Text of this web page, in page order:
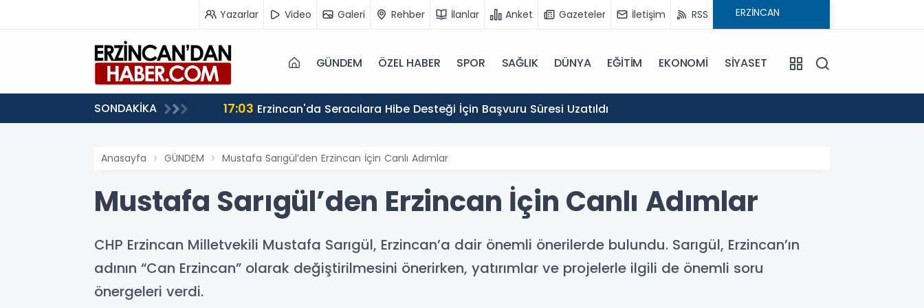
Yazarlar Video Galeri Rehber İlanlar Anket Gazeteler İletişim RSS
GÜNDEM ÖZEL HABER SPOR SAĞLIK DÜNYA EĞİTİM EKONOMİ SİYASET
SONDAKİKA 17:03 Erzincan'da Seracılara Hibe Desteği İçin Başvuru Süresi Uzatıldı
Anasayfa GÜNDEM Mustafa Sarıgül’den Erzincan İçin Canlı Adımlar
Mustafa Sarıgül’den Erzincan İçin Canlı Adımlar
CHP Erzincan Milletvekili Mustafa Sarıgül, Erzincan’a dair önemli önerilerde bulundu. Sarıgül, Erzincan’ın
adının “Can Erzincan” olarak değiştirilmesini önerirken, yatırımlar ve projelerle ilgili de önemli soru
önergeleri verdi.